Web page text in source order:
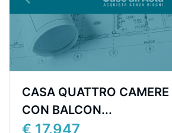
CASA QUATTRO CAMERE
CON BALCON...
€ 17.947